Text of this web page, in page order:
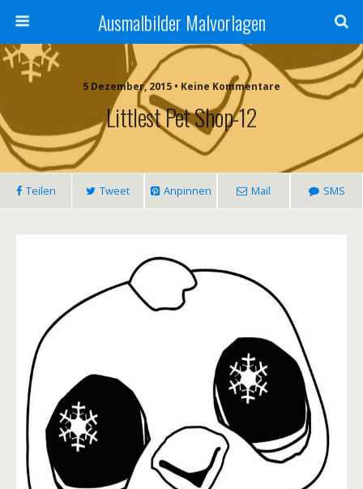
Ausmalbilder Malvorlagen
5 Dezember, 2015 • Keine Kommentare
Littlest Pet Shop-12
Teilen Tweet Anpinnen Mail SMS